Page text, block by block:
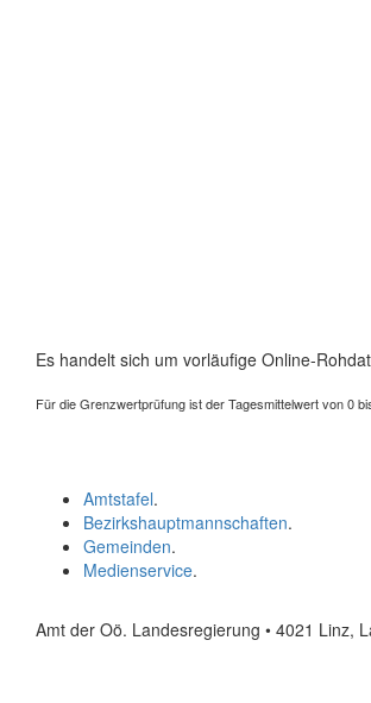
Es handelt sich um vorläufige Online-
Für die Grenzwertprüfung ist der Tagesmittelwert von 0
Amtstafel.
Bezirkshauptmannschaften.
Gemeinden.
Medienservice.
Amt der Oö. Landesregierung • 4021 Linz,